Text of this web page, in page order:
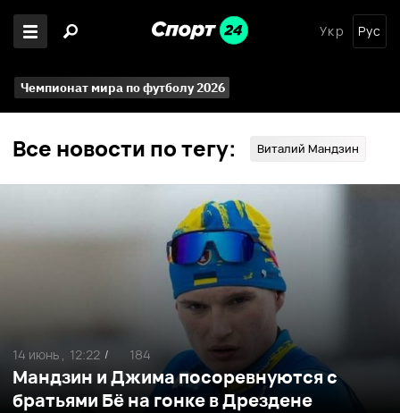
Укр Рус
Чемпионат мира по футболу 2026
Все новости по тегу: Виталий Мандзин
Мандзин и Джима посоревнуются с
братьями Бё на гонке в Дрездене
14 июнь , 12:22 / 184